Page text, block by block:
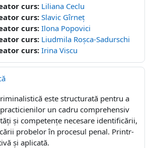
curs: Liliana Ceclu
curs:Slavic Gîrneț
curs:Ilona Popovici
curs: Liudmila Roșca-Sadurschi
curs:Irina Viscu
este structurată pentru a
un cadru comprehensiv
și competențe necesare identificării,
probelor în procesul penal. Printr-
și aplicată.